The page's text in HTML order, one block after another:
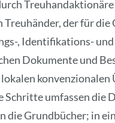
der für
, Identifikations-
Dokumente und
lokalen
umfassen die
Grundbücher; in